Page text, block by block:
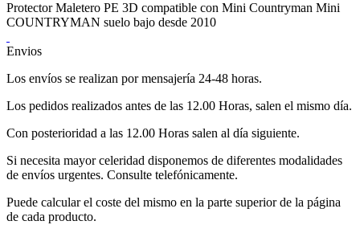
Protector Maletero PE 3D compatible con Mini Countryman Mini
COUNTRYMAN suelo bajo desde 2010
Envios
Los envíos se realizan por mensajería 24-48 horas.
Los pedidos realizados antes de las 12.00 Horas, salen el mismo día.
Con posterioridad a las 12.00 Horas salen al día siguiente.
Si necesita mayor celeridad disponemos de diferentes modalidades
de envíos urgentes. Consulte telefónicamente.
Puede calcular el coste del mismo en la parte superior de la página
de cada producto.